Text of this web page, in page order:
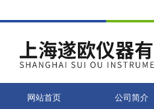
网站首页 公司简介